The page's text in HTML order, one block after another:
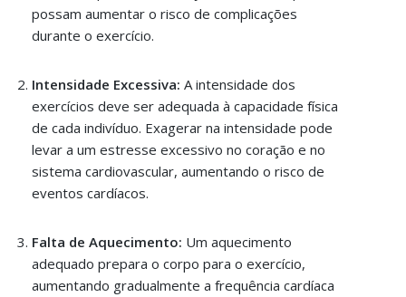
possam aumentar o risco de complicações
durante o exercício.
Intensidade Excessiva: A intensidade dos
exercícios deve ser adequada à capacidade física
de cada indivíduo. Exagerar na intensidade pode
levar a um estresse excessivo no coração e no
sistema cardiovascular, aumentando o risco de
eventos cardíacos.
Falta de Aquecimento: Um aquecimento
adequado prepara o corpo para o exercício,
aumentando gradualmente a frequência cardíaca